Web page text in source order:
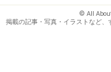
© All
掲載の記事・写真・イラストなど